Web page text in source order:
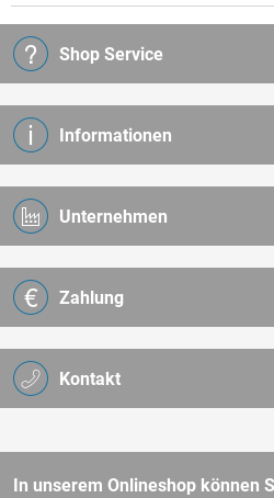
Kontakt
Shop Service
Informationen
Unternehmen
Zahlung
In unserem Onlineshop können